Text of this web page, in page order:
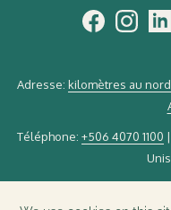
Adresse: kilomètres au
Téléphone: +506 4070 1100